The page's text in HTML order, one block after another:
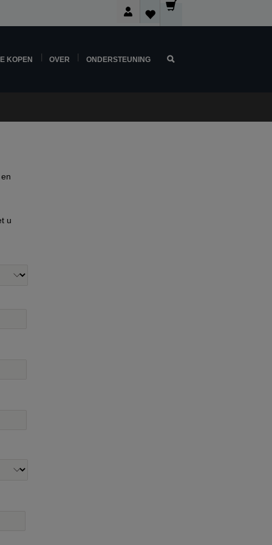
KOPEN OVER ONDERSTEUNING
u